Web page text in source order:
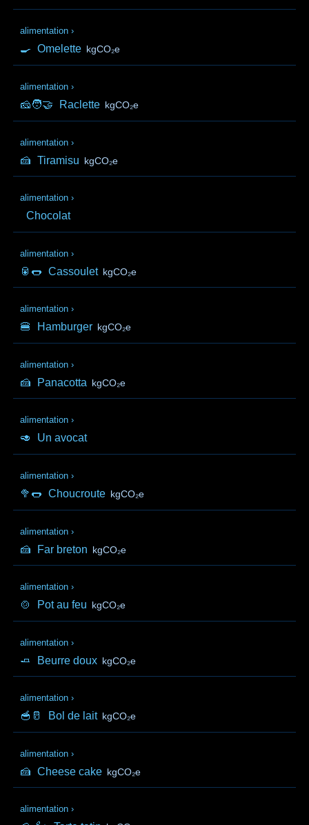
alimentation ›
🍳 Omelette kgCO₂e
alimentation ›
🧀🧑‍🤝‍ Raclette kgCO₂e
alimentation ›
🍰 Tiramisu kgCO₂e
alimentation ›
Chocolat
alimentation ›
🥫🌭 Cassoulet kgCO₂e
alimentation ›
🍔 Hamburger kgCO₂e
alimentation ›
🍰 Panacotta kgCO₂e
alimentation ›
🥑 Un avocat
alimentation ›
🥦🌭 Choucroute kgCO₂e
alimentation ›
🍰 Far breton kgCO₂e
alimentation ›
🍲 Pot au feu kgCO₂e
alimentation ›
🧈 Beurre doux kgCO₂e
alimentation ›
🥣🥛 Bol de lait kgCO₂e
alimentation ›
🍰 Cheese cake kgCO₂e
alimentation ›